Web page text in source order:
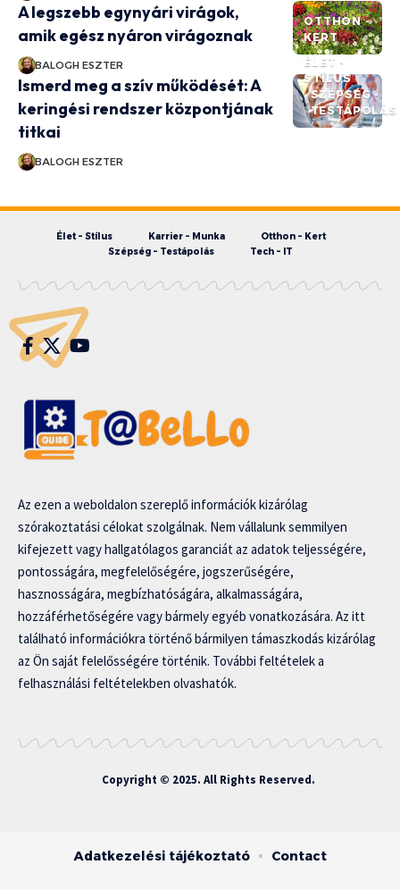
OTTHON -
KERT
A legszebb egynyári virágok,
amik egész nyáron virágoznak
BALOGH ESZTER
ÉLET -
STÍLUS
SZÉPSÉG -
TESTÁPOLÁS
Ismerd meg a szív működését: A
keringési rendszer központjának
titkai
BALOGH ESZTER
Élet – Stílus Karrier – Munka
Otthon – Kert
Szépség – Testápolás
Tech – IT
Az ezen a weboldalon szereplő információk kizárólag
szórakoztatási célokat szolgálnak. Nem vállalunk semmilyen
kifejezett vagy hallgatólagos garanciát az adatok teljességére,
pontosságára, megfelelőségére, jogszerűségére,
hasznosságára, megbízhatóságára, alkalmasságára,
hozzáférhetőségére vagy bármely egyéb vonatkozására. Az itt
található információkra történő bármilyen támaszkodás kizárólag
az Ön saját felelősségére történik. További feltételek a
felhasználási feltételekben olvashatók.
Copyright © 2025. All Rights Reserved.
Adatkezelési tájékoztató Contact